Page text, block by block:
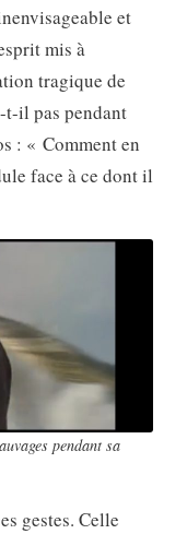
et
mis à
tragique de
t-il pas pendant
: « Comment en
face à ce dont il
pendant sa
gestes. Celle